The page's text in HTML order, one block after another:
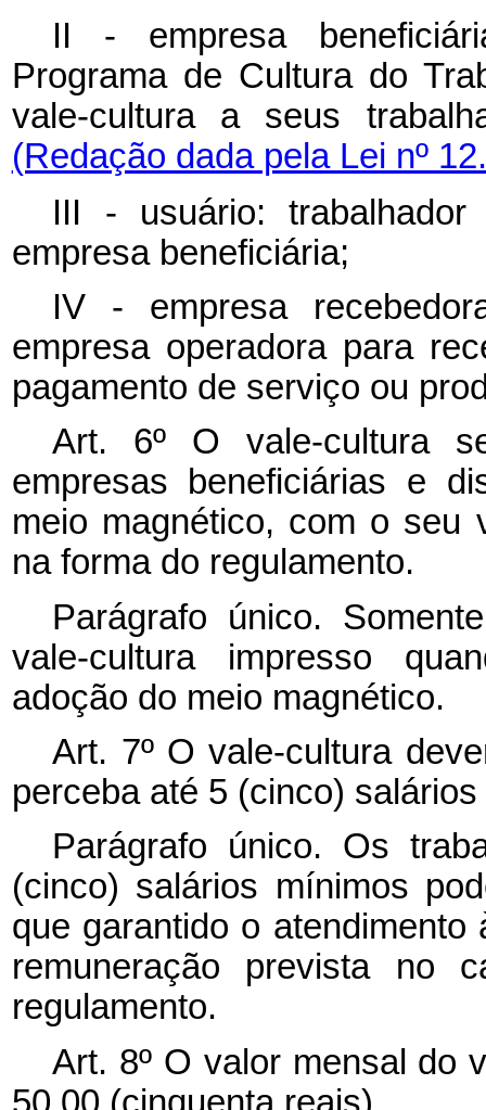
II - empresa
Programa de Cultura do
vale-cultura a seus
(Redação dada pela Lei nº
III - usuário:
empresa beneficiária;
IV - empresa
empresa operadora para
pagamento de serviço ou
Art. 6º O vale-cultura
empresas beneficiárias e
meio magnético, com o seu
na forma do regulamento.
Parágrafo único.
vale-cultura impresso
adoção do meio magnético.
Art. 7º O vale-cultura
perceba até 5 (cinco)
Parágrafo único. Os
(cinco) salários mínimos
que garantido o
remuneração prevista no
regulamento.
Art. 8º O valor mensal do
50,00 (cinquenta reais).